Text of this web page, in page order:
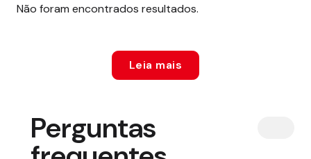
Não foram encontrados resultados.
Leia mais
Perguntas